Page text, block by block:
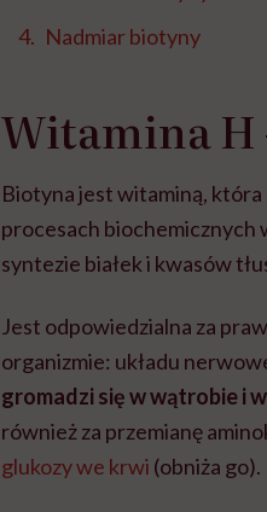
Nadmiar biotyny
Witamina H
Biotyna jest witaminą, która
procesach biochemicznych
syntezie białek i kwasów
Jest odpowiedzialna za
organizmie: układu
gromadzi się w wątrobie i
również za przemianę
glukozy we krwi (obniża go).